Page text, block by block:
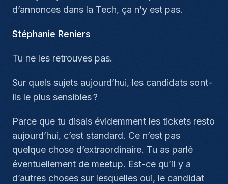
d’annonces dans la Tech, ça n’y est pas.
Stéphanie Reniers
Tu ne les retrouves pas.
Sur quels sujets aujourd’hui, les candidats sont-
ils le plus sensibles ?
Parce que tu disais évidemment les tickets resto
aujourd’hui, c’est standard. Ce n’est pas
quelque chose d’extraordinaire. Tu as parlé
éventuellement de meetup. Est-ce qu’il y a
d’autres choses sur lesquelles oui, le candidat